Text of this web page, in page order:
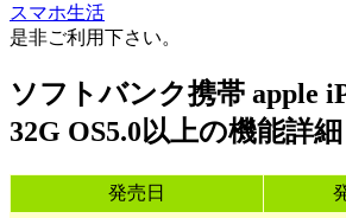
スマホ生活
是非ご利用下さい。
ソフトバンク携帯 apple
32G OS5.0以上の機能詳細
発売日